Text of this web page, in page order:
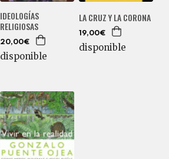
IDEOLOGÍAS
RELIGIOSAS
20,00€
disponible
LA CRUZ Y LA CORONA
19,00€
disponible